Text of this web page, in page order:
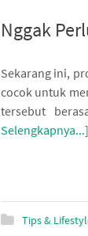
Nggak
Sekarang ini,
cocok untuk
tersebut
Selengkapnya...]
Tips &